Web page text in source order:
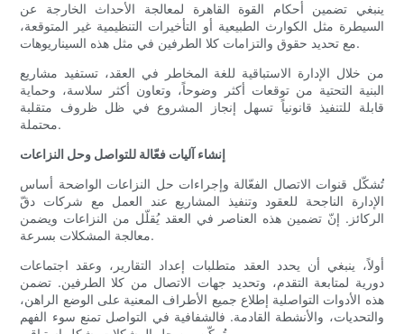
ينبغي تضمين أحكام القوة القاهرة لمعالجة الأحداث الخارجة عن
السيطرة مثل الكوارث الطبيعية أو التأخيرات التنظيمية غير المتوقعة،
مع تحديد حقوق والتزامات كلا الطرفين في مثل هذه السيناريوهات.
من خلال الإدارة الاستباقية للغة المخاطر في العقد، تستفيد مشاريع
البنية التحتية من توقعات أكثر وضوحاً، وتعاون أكثر سلاسة، وحماية
قابلة للتنفيذ قانونياً تسهل إنجاز المشروع في ظل ظروف متقلبة
محتملة.
إنشاء آليات فعّالة للتواصل وحل النزاعات
تُشكّل قنوات الاتصال الفعّالة وإجراءات حل النزاعات الواضحة أساس
الإدارة الناجحة للعقود وتنفيذ المشاريع عند العمل مع شركات دقّ
الركائز. إنّ تضمين هذه العناصر في العقد يُقلّل من النزاعات ويضمن
معالجة المشكلات بسرعة.
أولاً، ينبغي أن يحدد العقد متطلبات إعداد التقارير، وعقد اجتماعات
دورية لمتابعة التقدم، وتحديد جهات الاتصال من كلا الطرفين. تضمن
هذه الأدوات التواصلية إطلاع جميع الأطراف المعنية على الوضع الراهن،
والتحديات، والأنشطة القادمة. فالشفافية في التواصل تمنع سوء الفهم